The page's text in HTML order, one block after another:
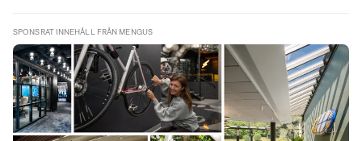
SPONSRAT INNEHÅLL FRÅN MENGUS